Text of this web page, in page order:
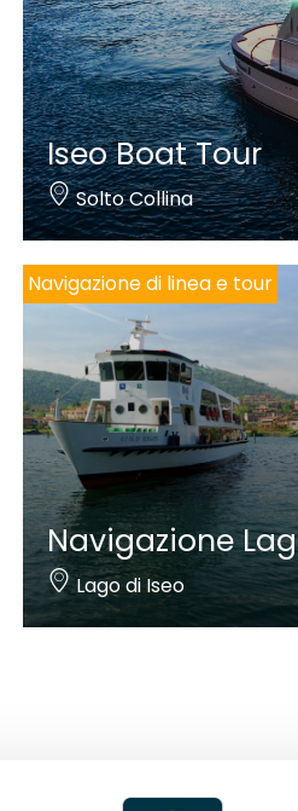
Iseo Boat Tour
Solto Collina
Navigazione di linea e tour
Navigazione
Lago di Iseo